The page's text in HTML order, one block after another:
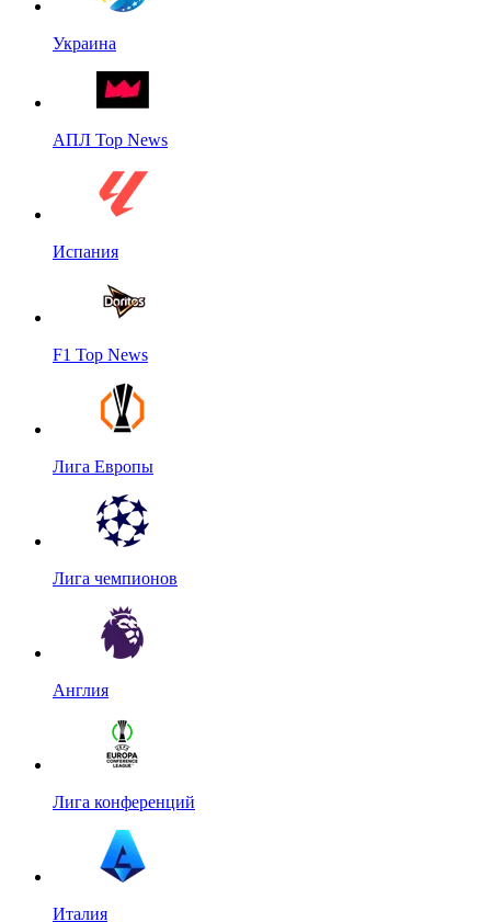
Украина
АПЛ Top News
Испания
F1 Top News
Лига Европы
Лига чемпионов
Англия
Лига конференций
Италия